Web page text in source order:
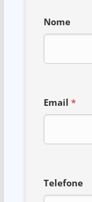
Nome
Email *
Telefone